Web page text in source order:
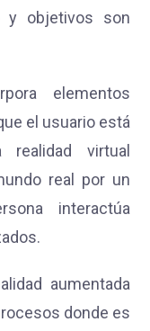
y objetivos son
elementos
el usuario está
realidad virtual
real por un
interactúa
aumentada
donde es